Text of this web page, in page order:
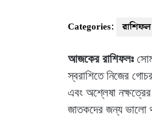
Categories: রাশিফল
আজকের রাশিফলঃ
স্বরাশিতে নিজের
এবং অশ্লেষা
জাতকদের জন্য ভালো